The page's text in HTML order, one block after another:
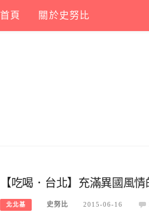
首頁 關於史努比
【吃喝．台北】充滿異國風
北北基 史努比 2015-06-16